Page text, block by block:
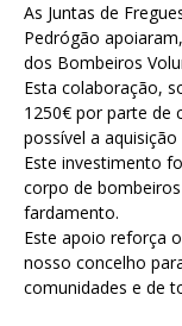
As Juntas de
Pedrógão
dos Bombeiros
Esta colaboração,
1250€ por parte de
possível a
Este investimento
corpo de
fardamento.
Este apoio reforça
nosso concelho
comunidades e de